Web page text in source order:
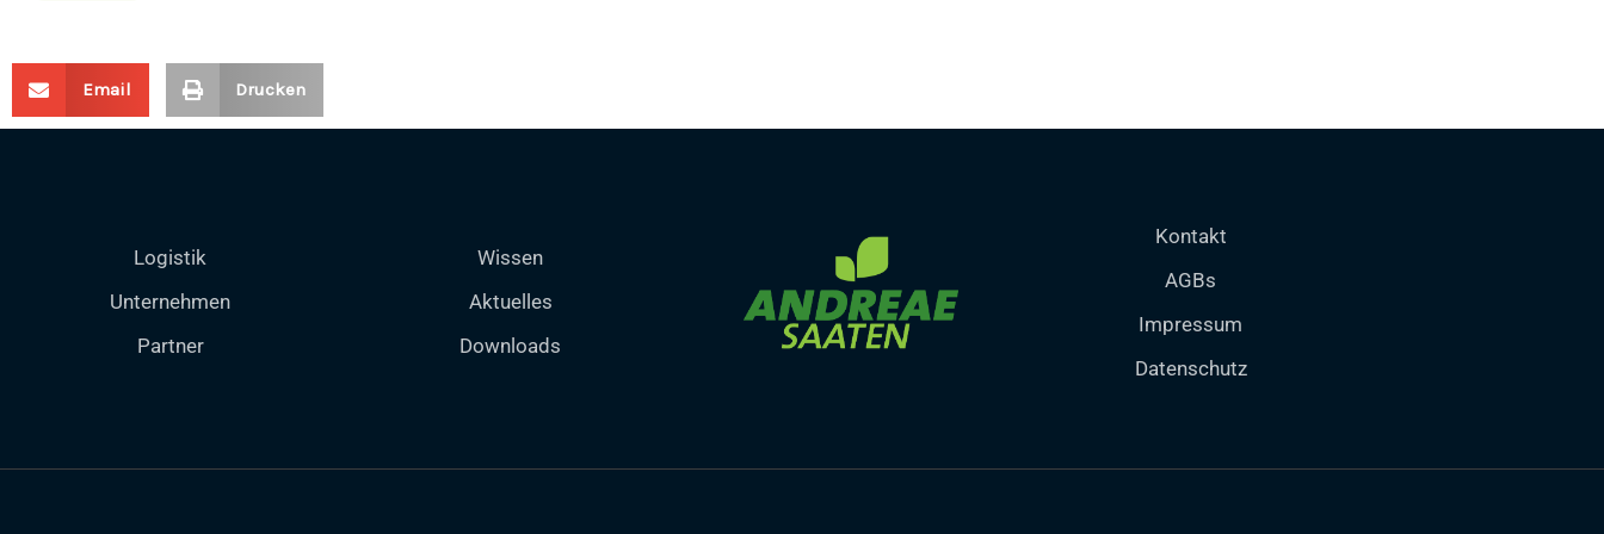
Email Drucken
Logistik
Unternehmen
Partner
Wissen
Aktuelles
Downloads
Kontakt
AGBs
Impressum
Datenschutz